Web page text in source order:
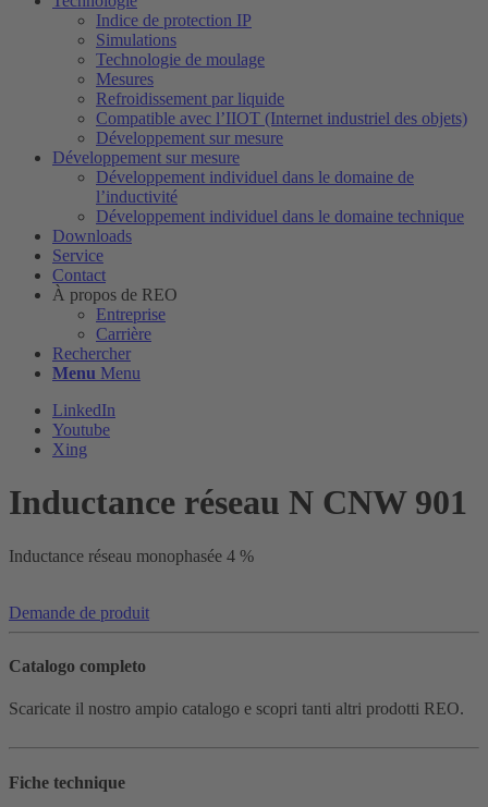
Indice de protection IP
Simulations
Technologie de moulage
Mesures
Refroidissement par liquide
Compatible avec l’IIOT (Internet industriel des objets)
Développement sur mesure
Développement sur mesure
Développement individuel dans le domaine de
l’inductivité
Développement individuel dans le domaine technique
Downloads
Service
Contact
À propos de REO
Entreprise
Carrière
Rechercher
Menu Menu
LinkedIn
Youtube
Xing
Inductance réseau N CNW 901
Inductance réseau monophasée 4 %
Demande de produit
Catalogo completo
Scaricate il nostro ampio catalogo e scopri tanti altri prodotti REO.
Fiche technique